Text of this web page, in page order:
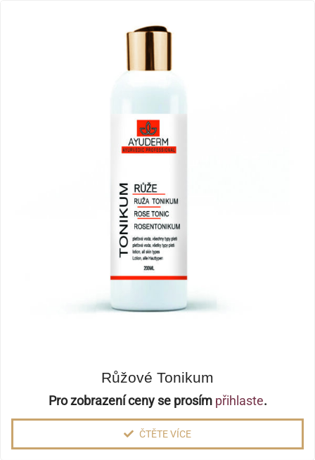
Růžové Tonikum
Pro zobrazení ceny se prosím přihlaste.
ČTĚTE VÍCE